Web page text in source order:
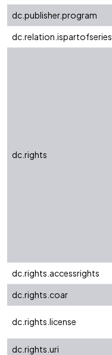
dc.publisher.program
dc.relation.ispartofseries
dc.rights
dc.rights.accessrights
dc.rights.coar
dc.rights.license
dc.rights.uri